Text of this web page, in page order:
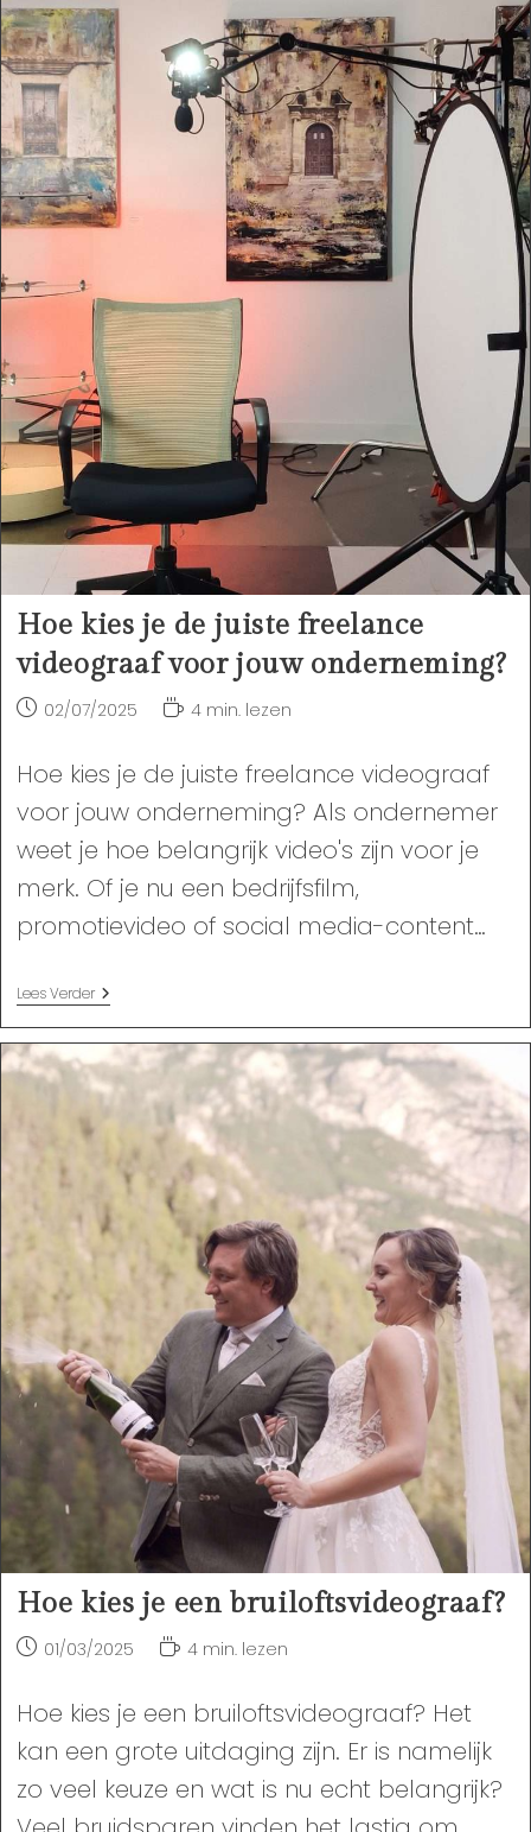
Hoe kies je de juiste freelance
videograaf voor jouw onderneming?
Bericht02/07/2025 Leestijd:
4 min. lezen
Hoe kies je de juiste freelance videograaf
voor jouw onderneming? Als ondernemer
weet je hoe belangrijk video's zijn voor je
merk. Of je nu een bedrijfsfilm,
promotievideo of social media-content…
Lees VerderHoe
Kies
Je
De
Juiste
Freelance
Videograaf
Voor
Jouw
Onderneming?
Hoe kies je een bruiloftsvideograaf?
Bericht01/03/2025 Leestijd:
4 min. lezen
Hoe kies je een bruiloftsvideograaf? Het
kan een grote uitdaging zijn. Er is namelijk
zo veel keuze en wat is nu echt belangrijk?